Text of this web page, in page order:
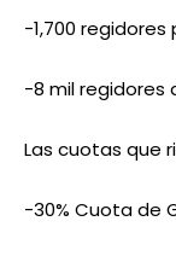
-1,700 regidores
-8 mil regidores
Las cuotas que
-30% Cuota de